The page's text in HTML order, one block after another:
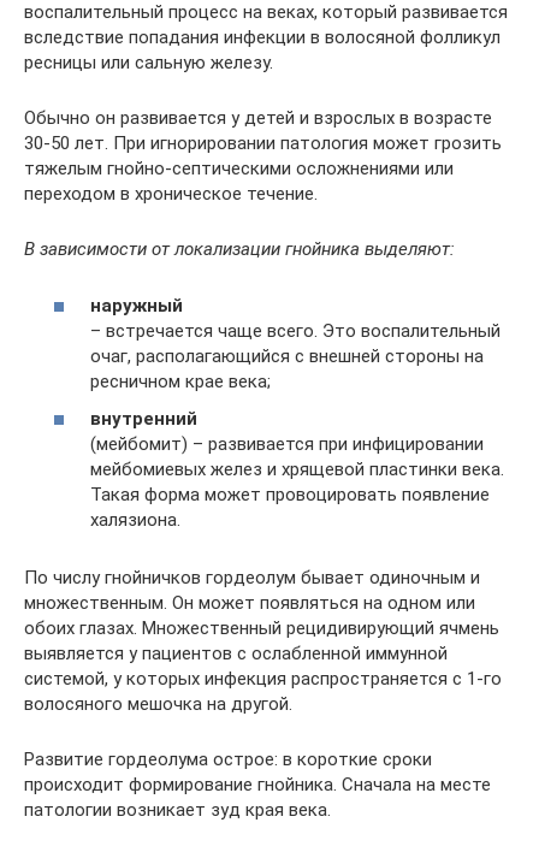
воспалительный процесс на веках, который развивается
вследствие попадания инфекции в волосяной фолликул
ресницы или сальную железу.
Обычно он развивается у детей и взрослых в возрасте
30-50 лет. При игнорировании патология может грозить
тяжелым гнойно-септическими осложнениями или
переходом в хроническое течение.
В зависимости от локализации гнойника выделяют:
наружный
– встречается чаще всего. Это воспалительный
очаг, располагающийся с внешней стороны на
ресничном крае века;
внутренний
(мейбомит) – развивается при инфицировании
мейбомиевых желез и хрящевой пластинки века.
Такая форма может провоцировать появление
халязиона.
По числу гнойничков гордеолум бывает одиночным и
множественным. Он может появляться на одном или
обоих глазах. Множественный рецидивирующий ячмень
выявляется у пациентов с ослабленной иммунной
системой, у которых инфекция распространяется с 1-го
волосяного мешочка на другой.
Развитие гордеолума острое: в короткие сроки
происходит формирование гнойника. Сначала на месте
патологии возникает зуд края века.